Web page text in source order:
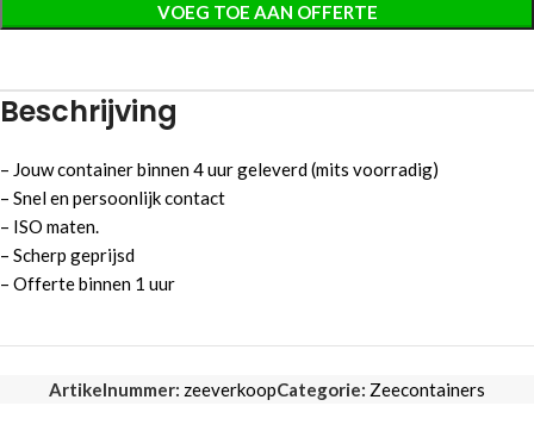
VOEG TOE AAN OFFERTE
Beschrijving
– Jouw container binnen 4 uur geleverd (mits voorradig)
– Snel en persoonlijk contact
– ISO maten.
– Scherp geprijsd
– Offerte binnen 1 uur
Artikelnummer: zeeverkoopCategorie: Zeecontainers